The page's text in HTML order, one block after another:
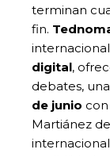
terminan
fin.
digital,
debates,
de junio
Martiánez